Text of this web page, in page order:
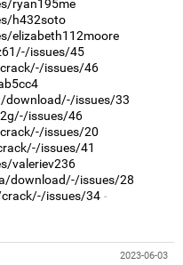
ryan195me
h432soto
elizabeth112moore
issues/45
issues/46
download/-/issues/33
issues/46
issues/20
issues/41
valeriev236
download/-/issues/28
issues/34
2023-06-03